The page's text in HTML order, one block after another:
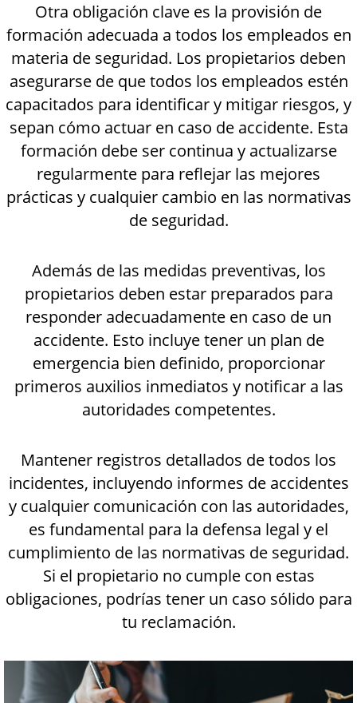
Otra obligación clave es la provisión de
formación adecuada a todos los empleados en
materia de seguridad. Los propietarios deben
asegurarse de que todos los empleados estén
capacitados para identificar y mitigar riesgos, y
sepan cómo actuar en caso de accidente. Esta
formación debe ser continua y actualizarse
regularmente para reflejar las mejores
prácticas y cualquier cambio en las normativas
de seguridad.
Además de las medidas preventivas, los
propietarios deben estar preparados para
responder adecuadamente en caso de un
accidente. Esto incluye tener un plan de
emergencia bien definido, proporcionar
primeros auxilios inmediatos y notificar a las
autoridades competentes.
Mantener registros detallados de todos los
incidentes, incluyendo informes de accidentes
y cualquier comunicación con las autoridades,
es fundamental para la defensa legal y el
cumplimiento de las normativas de seguridad.
Si el propietario no cumple con estas
obligaciones, podrías tener un caso sólido para
tu reclamación.